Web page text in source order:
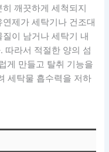
깨끗하게 세척되지
제가 세탁기나 건조대
이 남거나 세탁기 내
따라서 적절한 양의 섬
게 만들고 탈취 기능을
세탁물 흡수력을 저하